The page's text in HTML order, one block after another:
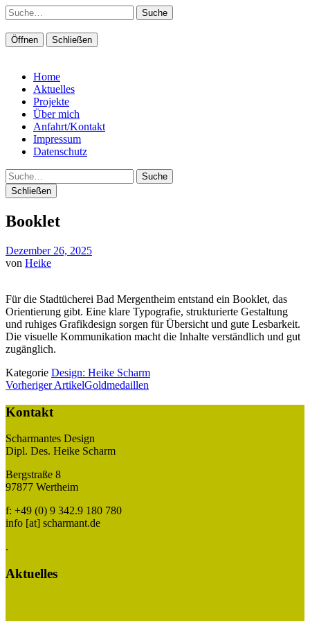
Suche
Öffnen Schließen
Home
Aktuelles
Projekte
Über mich
Anfahrt/Kontakt
Impressum
Datenschutz
Suche
Schließen
Booklet
Dezember 26, 2025
von Heike
Für die Stadtücherei Bad Mergentheim entstand ein Booklet, das
Orientierung gibt. Eine klare Typografie, strukturierte Gestaltung
und ruhiges Grafikdesign sorgen für Übersicht und gute Lesbarkeit.
Die visuelle Kommunikation macht die Inhalte verständlich und gut
zugänglich.
Kategorie Design: Heike Scharm
Vorheriger ArtikelGoldmedaillen
Kontakt
Scharmantes Design
Dipl. Des. Heike Scharm
Bergstraße 8
97877 Wertheim
f: +49 (0) 9 342.9 180 780
info [at] scharmant.de
.
Aktuelles